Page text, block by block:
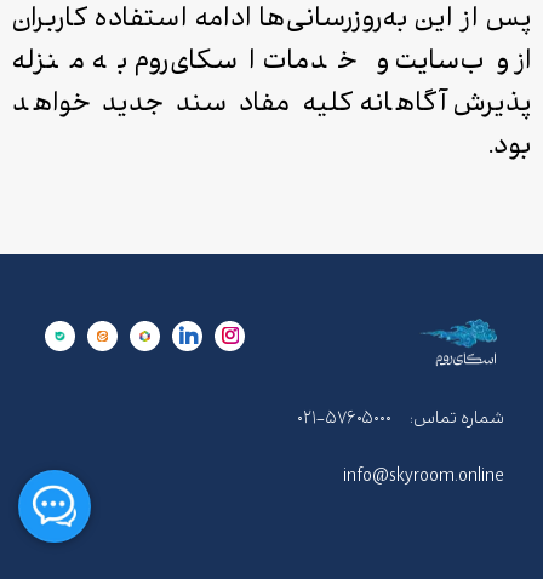
پس از این به‌روزرسانی‌ها ادامه استفاده کاربران
از وب‌سایت و خدمات اسکای‌روم به منزله
پذیرش آگاهانه کلیه مفاد سند جدید خواهد
بود.
شماره تماس: ۰۲۱-۵۷۶۰۵۰۰۰
info@skyroom.online